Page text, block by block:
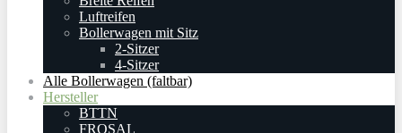
Luftreifen
Bollerwagen mit Sitz
2-Sitzer
4-Sitzer
Alle Bollerwagen (faltbar)
Hersteller
BTTN
FROSAL